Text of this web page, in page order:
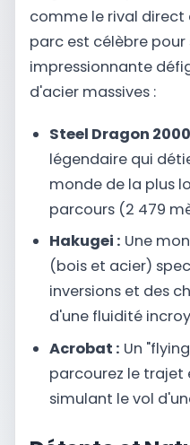
comme le rival direct
parc est célèbre pour
impressionnante
d'acier massives :
Steel Dragon
légendaire qui
monde de la plus
parcours (2 479
Hakugei : Une
(bois et acier)
inversions et des
d'une fluidité
Acrobat : Un
parcourez le trajet
simulant le vol